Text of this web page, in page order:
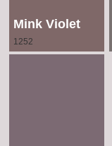
Mink Violet
1252